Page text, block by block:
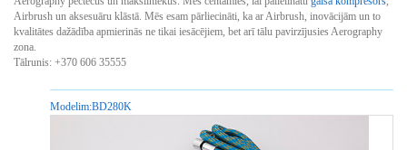
Airbrush un aksesuāru klāstā. Mēs esam pārliecināti, ka ar Airbrush, inovācijām un to
kvalitātes dažādība apmierinās ne tikai iesācējiem, bet arī tālu pavirzījusies Aerography
zona.
Tālrunis: +370 606 35555
Modelim:BD280K